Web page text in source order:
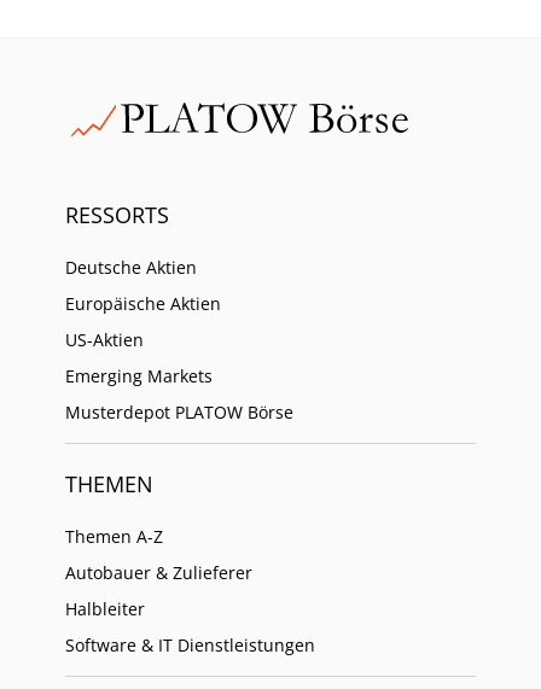
RESSORTS
Deutsche Aktien
Europäische Aktien
US-Aktien
Emerging Markets
Musterdepot PLATOW Börse
THEMEN
Themen A-Z
Autobauer & Zulieferer
Halbleiter
Software & IT Dienstleistungen